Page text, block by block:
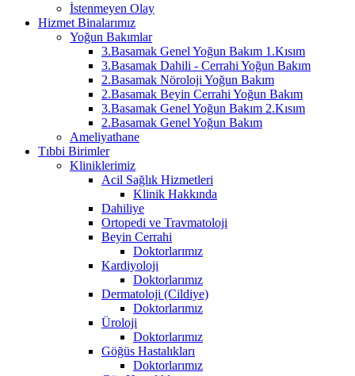
İstenmeyen Olay
Hizmet Binalarımız
Yoğun Bakımlar
3.Basamak Genel Yoğun Bakım 1.Kısım
3.Basamak Dahili - Cerrahi Yoğun Bakım
2.Basamak Nöroloji Yoğun Bakım
2.Basamak Beyin Cerrahi Yoğun Bakım
3.Basamak Genel Yoğun Bakım 2.Kısım
2.Basamak Genel Yoğun Bakım
Ameliyathane
Tıbbi Birimler
Kliniklerimiz
Acil Sağlık Hizmetleri
Klinik Hakkında
Dahiliye
Ortopedi ve Travmatoloji
Beyin Cerrahi
Doktorlarımız
Kardiyoloji
Doktorlarımız
Dermatoloji (Cildiye)
Doktorlarımız
Üroloji
Doktorlarımız
Göğüs Hastalıkları
Doktorlarımız